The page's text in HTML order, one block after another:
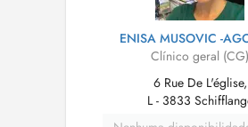
ENISA MUSOVIC -
Clínico geral (CG)
6 Rue De L'église,
L - 3833